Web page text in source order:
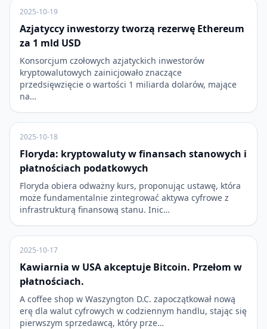
2025-10-19
Azjatyccy inwestorzy tworzą rezerwę Ethereum
za 1 mld USD
Konsorcjum czołowych azjatyckich inwestorów
kryptowalutowych zainicjowało znaczące
przedsięwzięcie o wartości 1 miliarda dolarów, mające
na…
2025-10-18
Floryda: kryptowaluty w finansach stanowych i
płatnościach podatkowych
Floryda obiera odważny kurs, proponując ustawę, która
może fundamentalnie zintegrować aktywa cyfrowe z
infrastrukturą finansową stanu. Inic…
2025-10-17
Kawiarnia w USA akceptuje Bitcoin. Przełom w
płatnościach.
A coffee shop w Waszyngton D.C. zapoczątkował nową
erę dla walut cyfrowych w codziennym handlu, stając się
pierwszym sprzedawcą, który prze…